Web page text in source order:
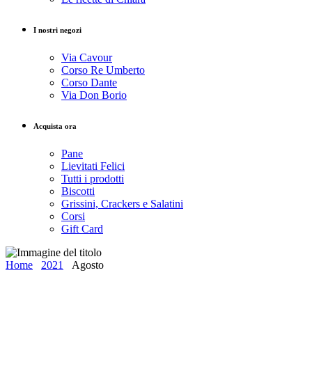
I nostri negozi
Via Cavour
Corso Re Umberto
Corso Dante
Via Don Borio
Acquista ora
Pane
Lievitati Felici
Tutti i prodotti
Biscotti
Grissini, Crackers e Salatini
Corsi
Gift Card
Home 2021 Agosto